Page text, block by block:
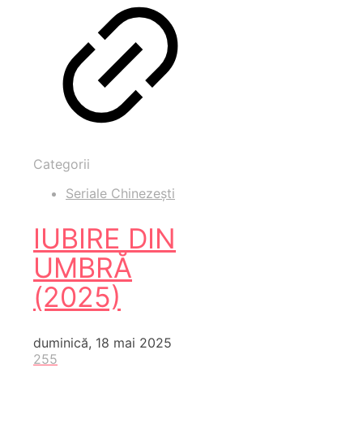
Categorii
Seriale Chinezești
IUBIRE DIN
UMBRĂ
(2025)
duminică, 18 mai 2025
255